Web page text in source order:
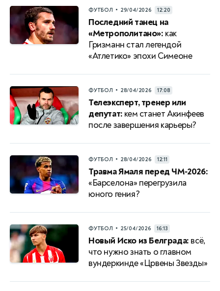
ФУТБОЛ • 29/04/2026 12:20
Последний танец на
«Метрополитано»: как
Гризманн стал легендой
«Атлетико» эпохи Симеоне
ФУТБОЛ • 28/04/2026 17:08
Телеэксперт, тренер или
депутат: кем станет Акинфеев
после завершения карьеры?
ФУТБОЛ • 28/04/2026 12:11
Травма Ямаля перед ЧМ‑2026:
«Барселона» перегрузила
юного гения?
ФУТБОЛ • 25/04/2026 16:13
Новый Иско из Белграда: всё,
что нужно знать о главном
вундеркинде «Црвены Звезды»